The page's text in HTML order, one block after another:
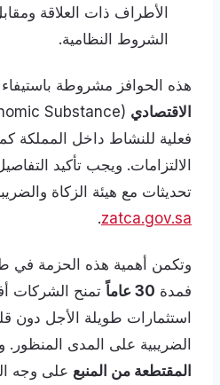
الأطراف ذات العلاقة
الشروط النظامية.
هذه الحوافز مشروطة
الاقتصادي
فعلية للنشاط داخل
الالتزامات. ويجب تأكيد
تحديثات مع هيئة الزكاة
zatca.gov.sa
.
وتكمن أهمية هذه الحزمة في
فمدة 30 عاماً
تمنح الشركات
استثمارات طويلة الأجل دون
الضريبية على المدى المنظور.
المقتطعة من المنبع على وجه